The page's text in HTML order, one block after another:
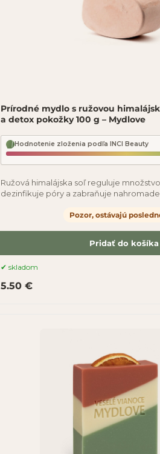
Prírodné mydlo s ružovou
a detox pokožky 100 g – Mydlove
Hodnotenie zloženia podľa INCI Beauty
Ružová himalájska soľ reguluje
dezinfikuje póry a zabraňuje
skladom
Pozor, ostávajú
5.50 €
Pridať do košíka